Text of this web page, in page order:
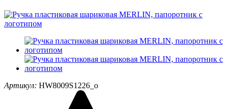
Артикул: HW8009S1226_o